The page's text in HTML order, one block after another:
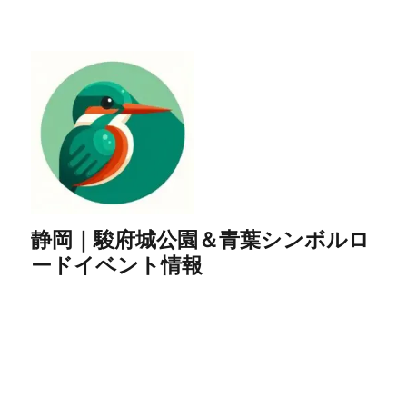
静岡｜駿府城公園＆青葉シンボルロ
ードイベント情報